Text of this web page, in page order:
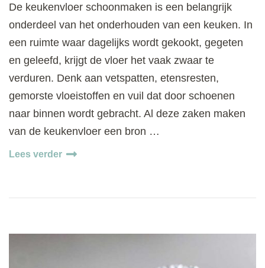
De keukenvloer schoonmaken is een belangrijk
onderdeel van het onderhouden van een keuken. In
een ruimte waar dagelijks wordt gekookt, gegeten
en geleefd, krijgt de vloer het vaak zwaar te
verduren. Denk aan vetspatten, etensresten,
gemorste vloeistoffen en vuil dat door schoenen
naar binnen wordt gebracht. Al deze zaken maken
van de keukenvloer een bron …
Lees verder